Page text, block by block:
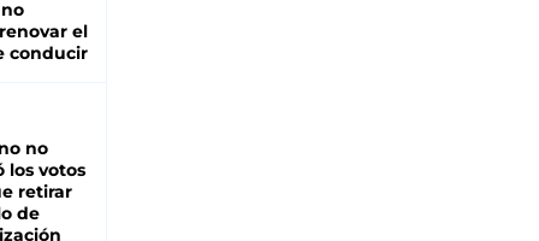
el
conducir
no
los votos
retirar
de